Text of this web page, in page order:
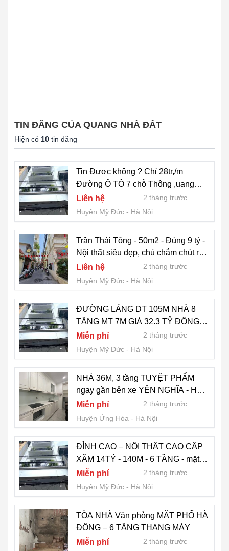
TIN ĐĂNG CỦA QUANG NHÀ ĐẤT
Hiện có 10 tin đăng
Tin Được không ? Chỉ 28tr,/m
Đường Ô TÔ 7 chỗ Thông ,uang
Minh Mê Linh HN
Liên hệ
2 tháng trước
Huyện Mỹ Đức
Hà Nội
Trần Thái Tông - 50m2 - Đúng 9 tỷ -
Nội thất siêu đẹp, chủ chắm chút rất
tâm huyết.
Liên hệ
2 tháng trước
Huyện Mỹ Đức
Hà Nội
ĐƯỜNG LÁNG DT 105M NHÀ 8
TẦNG MT 7M GIÁ 32.3 TỶ ĐỐNG
ĐA
Miễn phí
2 tháng trước
Huyện Mỹ Đức
Hà Nội
NHÀ 36M, 3 tầng TUYỆT PHẨM
ngay gần bên xe YÊN NGHĨA - HÀ
ĐÔNG , GẦN ĐÔ THỊ GIÁ MỀM
Miễn phí
2 tháng trước
Huyện Ứng Hòa
Hà Nội
ĐỈNH CAO – NỘI THẤT CAO CẤP
XẮM 14TỶ - 140M - 6 TẦNG - mặt
tiền 9m
Miễn phí
2 tháng trước
Huyện Mỹ Đức
Hà Nội
TÒA NHÀ Văn phòng MẶT PHỐ HÀ
ĐÔNG – 6 TẦNG THANG MÁY
Miễn phí
2 tháng trước